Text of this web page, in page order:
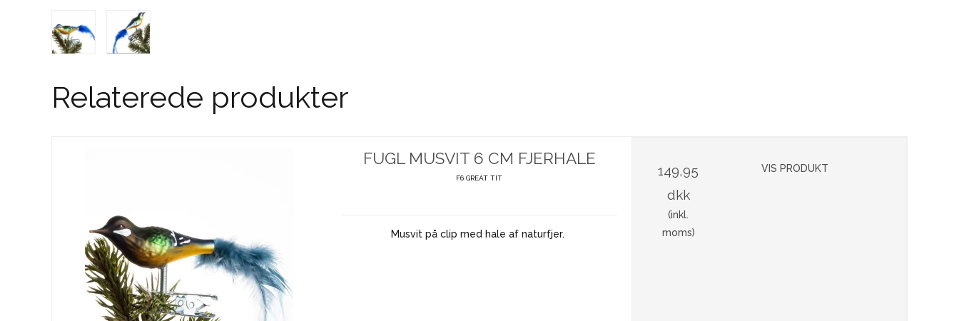
Relaterede produkter
FUGL MUSVIT 6 CM FJERHALE
F6 GREAT TIT
Musvit på clip med hale af naturfjer.
149,95
dkk
(inkl.
moms)
VIS PRODUKT